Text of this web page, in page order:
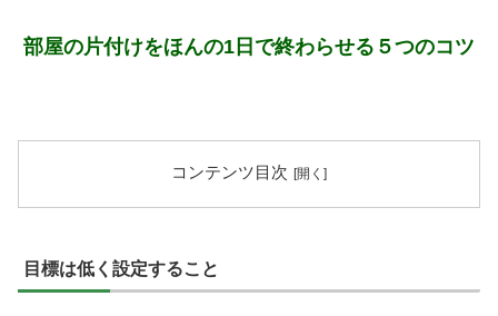
部屋の片付けをほんの1日で終わらせる５つのコツ
コンテンツ目次
目標は低く設定すること